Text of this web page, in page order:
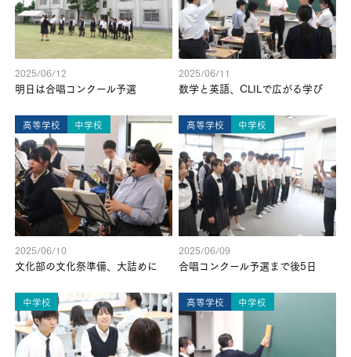
2025/06/12
明日は合唱コンクール予選
2025/06/11
数学と英語、CLILで広がる学び
高等学校 中学校
2025/06/10
文化部の文化祭準備、大詰めに
高等学校 中学校
2025/06/09
合唱コンクール予選まで後5日
中学校 高等学校 中学校